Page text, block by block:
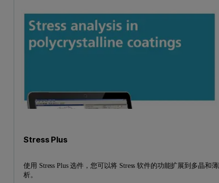
Stress Plus
使用 Stress Plus 选件，您可以将 Stress 软件的功能扩展到多晶和
析。